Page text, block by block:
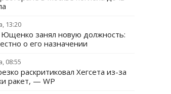
13:20
Ющенко занял новую должность:
о его назначении
08:55
раскритиковал Хегсета из-за
ракет, — WP